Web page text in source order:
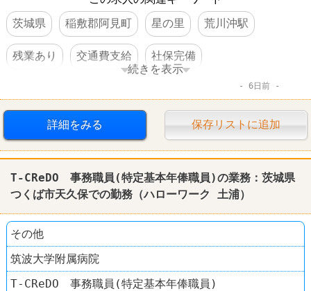
茨城県
稲敷郡阿見町 星の里 荒川沖駅
残業あり 交通費支給 社保完備
倉庫
続きを表示
6日前
詳細をみる 保存リストに追加
T-CReDO 事務職員(特定基本年俸職員)の業務：茨城県
つくば市天久保での勤務（ハローワーク 土浦）
その他
筑波大学附属病院
T-CReDO 事務職員(特定基本年俸職員)